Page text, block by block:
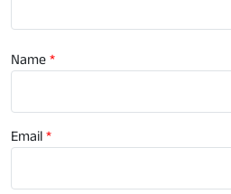
Name*
Email*